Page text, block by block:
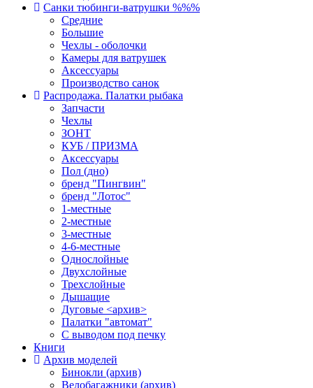
Санки тюбинги-ватрушки %%%
Средние
Большие
Чехлы - оболочки
Камеры для ватрушек
Аксессуары
Производство санок
Распродажа. Палатки рыбака
Запчасти
Чехлы
ЗОНТ
КУБ / ПРИЗМА
Аксессуары
Пол (дно)
бренд "Пингвин"
бренд "Лотос"
1-местные
2-местные
3-местные
4-6-местные
Однослойные
Двухслойные
Трехслойные
Дышащие
Дуговые <архив>
Палатки "автомат"
C выводом под печку
Книги
Архив моделей
Бинокли (архив)
Велобагажники (архив)